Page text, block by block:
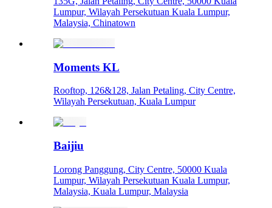
Lumpur, Wilayah Persekutuan Kuala Lumpur,
Malaysia, Chinatown
Moments KL
Rooftop, 126&128, Jalan Petaling, City Centre,
Wilayah Persekutuan, Kuala Lumpur
Baijiu
Lorong Panggung, City Centre, 50000 Kuala
Lumpur, Wilayah Persekutuan Kuala Lumpur,
Malaysia, Kuala Lumpur, Malaysia